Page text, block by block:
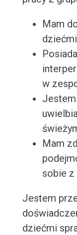
Mam
w
Mam
sobie z
Jestem
dziećmi